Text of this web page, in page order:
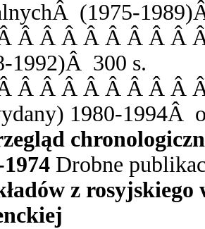
(1975-
Â Â Â Â Â Â Â Â
1992)Â 300 s.
Â Â Â Â Â Â Â Â
1980-1994Â
Drobne
z rosyjskiego